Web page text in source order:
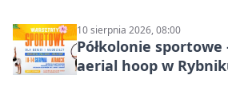
10 sierpnia 2026, 08:00
Półkolonie
aerial hoop w